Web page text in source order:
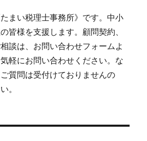
まい税理士事務所》です。中小
皆様を支援します。顧問契約、
談は、お問い合わせフォームよ
軽にお問い合わせください。な
質問は受付けておりませんの
。